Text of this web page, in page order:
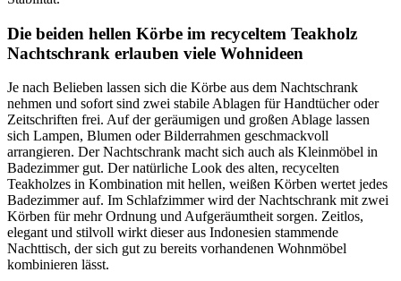
Die beiden hellen Körbe im recyceltem Teakholz
Nachtschrank erlauben viele Wohnideen
Je nach Belieben lassen sich die Körbe aus dem Nachtschrank
nehmen und sofort sind zwei stabile Ablagen für Handtücher oder
Zeitschriften frei. Auf der geräumigen und großen Ablage lassen
sich Lampen, Blumen oder Bilderrahmen geschmackvoll
arrangieren. Der Nachtschrank macht sich auch als Kleinmöbel in
Badezimmer gut. Der natürliche Look des alten, recycelten
Teakholzes in Kombination mit hellen, weißen Körben wertet jedes
Badezimmer auf. Im Schlafzimmer wird der Nachtschrank mit zwei
Körben für mehr Ordnung und Aufgeräumtheit sorgen. Zeitlos,
elegant und stilvoll wirkt dieser aus Indonesien stammende
Nachttisch, der sich gut zu bereits vorhandenen Wohnmöbel
kombinieren lässt.